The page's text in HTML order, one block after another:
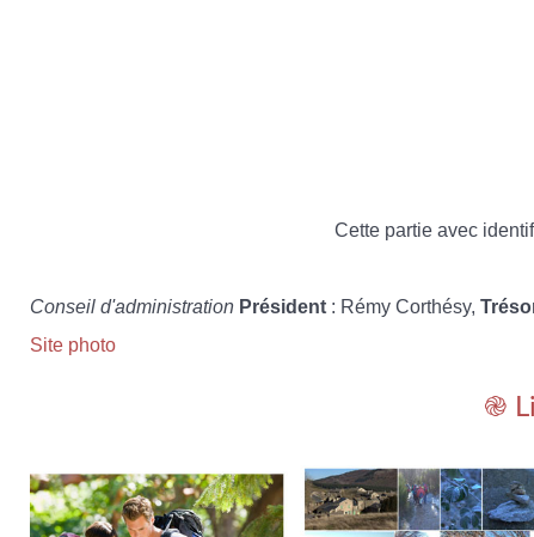
Cette partie avec
Conseil d'administration Président : Rémy Corthésy,
Site photo
֎